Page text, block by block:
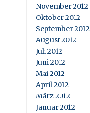
November 2012
Oktober 2012
September 2012
August 2012
Juli 2012
Juni 2012
Mai 2012
April 2012
März 2012
Januar 2012